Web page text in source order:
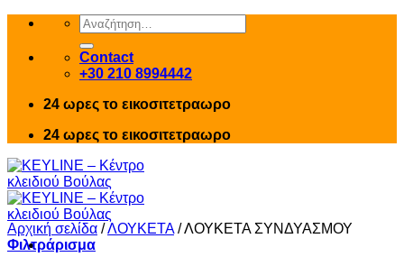
Skip
content
Αναζήτηση
για:
Contact
+30 210 8994442
24 ωρες το εικοσιτετραωρο
24 ωρες το εικοσιτετραωρο
Αρχική σελίδα /ΛΟΥΚΕΤΑ /ΛΟΥΚΕΤΑ ΣΥΝΔΥΑΣΜΟΥ
Φιλτράρισμα